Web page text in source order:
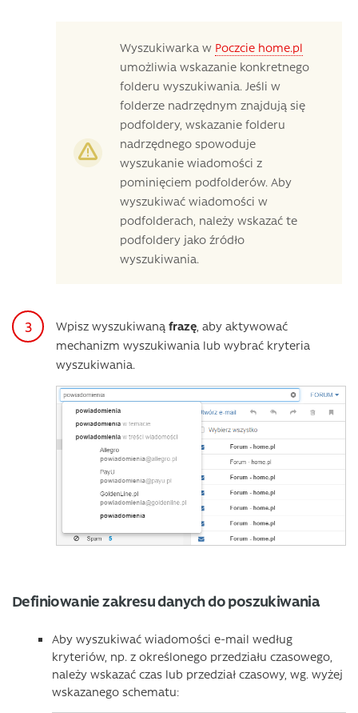
Wyszukiwarka w Poczcie home.pl
umożliwia wskazanie konkretnego
folderu wyszukiwania. Jeśli w
folderze nadrzędnym znajdują się
podfoldery, wskazanie folderu
nadrzędnego spowoduje
wyszukanie wiadomości z
pominięciem podfolderów. Aby
wyszukiwać wiadomości w
podfolderach, należy wskazać te
podfoldery jako źródło
wyszukiwania.
Wpisz wyszukiwaną frazę, aby aktywować
mechanizm wyszukiwania lub wybrać kryteria
wyszukiwania.
Definiowanie zakresu danych do poszukiwania
Aby wyszukiwać wiadomości e-mail według
kryteriów, np. z określonego przedziału czasowego,
należy wskazać czas lub przedział czasowy, wg. wyżej
wskazanego schematu: